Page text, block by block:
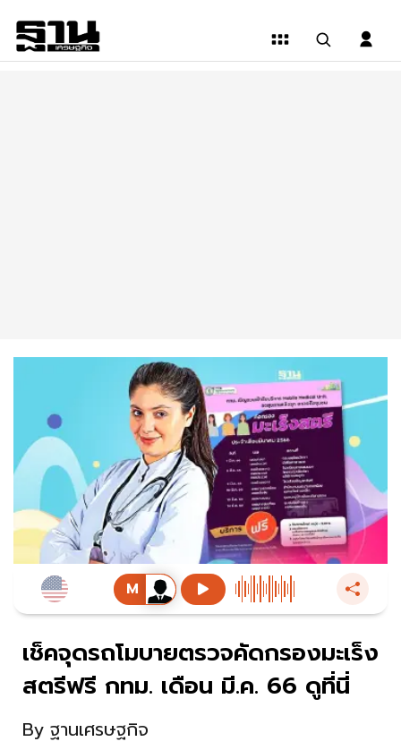
เช็คจุดรถโมบายตรวจคัดกรองมะเร็ง
สตรีฟรี กทม. เดือน มี.ค. 66 ดูที่นี่
By ฐานเศรษฐกิจ